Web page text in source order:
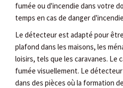
fumée ou d'incendie dans votre
temps en cas de danger
Le détecteur est adapté pour
plafond dans les maisons, les
loisirs, tels que les caravanes.
fumée visuellement. Le
dans des pièces où la formation